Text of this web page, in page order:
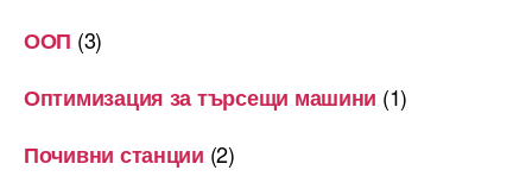
ООП (3)
Оптимизация за търсещи машини (1)
Почивни станции (2)